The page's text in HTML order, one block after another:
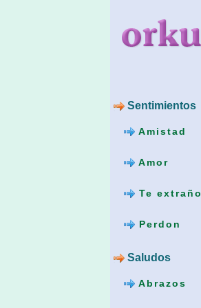
Sentimientos
Amistad
Amor
Te extraño
Perdon
Saludos
Abrazos